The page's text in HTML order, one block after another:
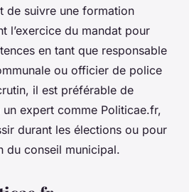
de suivre une formation
l’exercice du mandat pour
en tant que responsable
ou officier de police
il est préférable de
un expert comme Politicae.fr,
durant les élections ou pour
du conseil municipal.